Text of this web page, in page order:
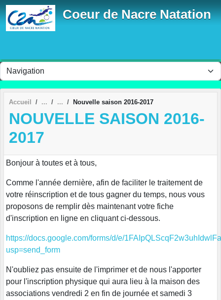
Coeur de Nacre Natation
Accueil Nouvelle saison 2016-2017
NOUVELLE SAISON 2016-
2017
Bonjour à toutes et à tous,
Comme l'année dernière, afin de faciliter le traitement de
votre réinscription et de tous gagner du temps, nous vous
proposons de remplir dès maintenant votre fiche
d'inscription en ligne en cliquant ci-dessous.
https://docs.google.com/forms/d/e/
usp=send_form
N'oubliez pas ensuite de l'imprimer et de nous l'apporter
pour l'inscription physique qui aura lieu à la maison des
associations vendredi 2 en fin de journée et samedi 3
Panneau de gestion des cookies